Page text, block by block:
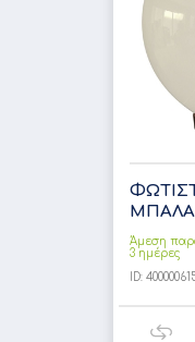
ΜΠΑΛΑ
Άμεση
3 ημέρες
ID: